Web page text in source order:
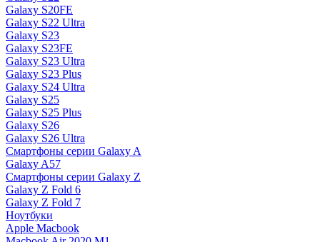
Galaxy S20FE
Galaxy S22 Ultra
Galaxy S23
Galaxy S23FE
Galaxy S23 Ultra
Galaxy S23 Plus
Galaxy S24 Ultra
Galaxy S25
Galaxy S25 Plus
Galaxy S26
Galaxy S26 Ultra
Смартфоны серии Galaxy A
Galaxy A57
Смартфоны серии Galaxy Z
Galaxy Z Fold 6
Galaxy Z Fold 7
Ноутбуки
Apple Macbook